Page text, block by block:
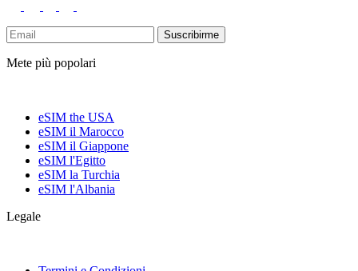
Suscribirme
Mete più popolari
eSIM the USA
eSIM il Marocco
eSIM il Giappone
eSIM l'Egitto
eSIM la Turchia
eSIM l'Albania
Legale